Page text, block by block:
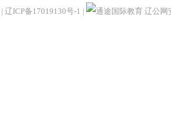
| 辽ICP备17019130号-1 | 辽公网